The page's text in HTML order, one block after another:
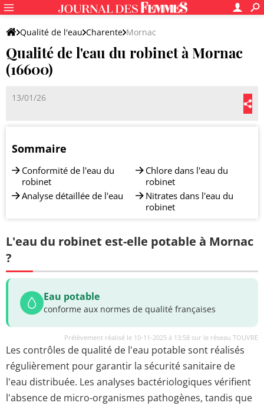
Qualité de l'eau Charente Mornac
Qualité de l'eau du robinet à Mornac
(16600)
13/01/26
Sommaire
Conformité de l'eau du
robinet
Analyse détaillée de l'eau
Chlore dans l'eau du
robinet
Nitrates dans l'eau du
robinet
L'eau du robinet est-elle potable à Mornac
?
Eau potable
conforme aux normes de qualité françaises
Prélèvement réalisé le 10-11-2025 à 13:58 sur le réseau TOUVRE
Les contrôles de qualité de l'eau potable sont réalisés
régulièrement pour garantir la sécurité sanitaire de
l'eau distribuée. Les analyses bactériologiques vérifient
l'absence de micro-organismes pathogènes, tandis que